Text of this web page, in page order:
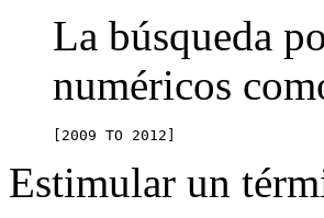
La búsqueda
numéricos
[2009 TO 2012]
Estimular un